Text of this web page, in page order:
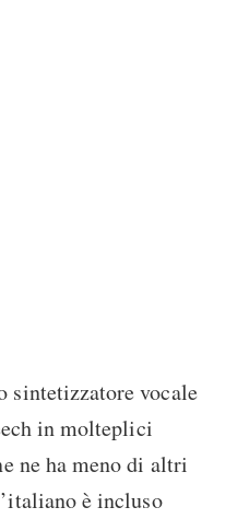
sintetizzatore vocale
in molteplici
ne ha meno di altri
è incluso